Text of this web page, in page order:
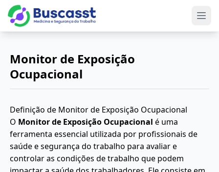
Monitor de Exposição
Ocupacional
Definição de Monitor de Exposição Ocupacional
O Monitor de Exposição Ocupacional é uma
ferramenta essencial utilizada por profissionais de
saúde e segurança do trabalho para avaliar e
controlar as condições de trabalho que podem